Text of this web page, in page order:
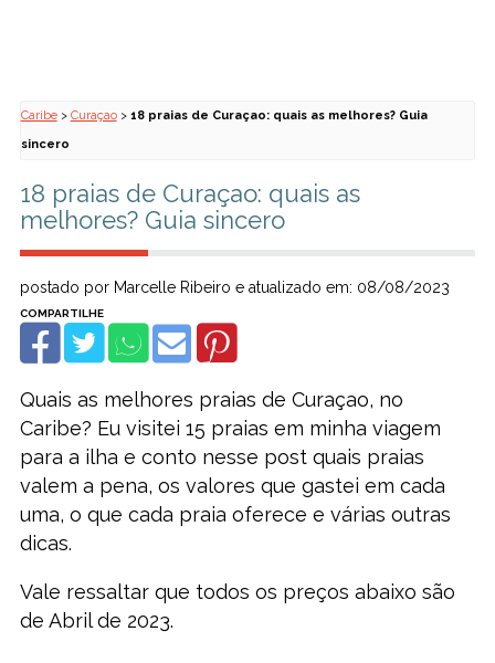
Caribe> Curaçao> 18 praias de Curaçao: quais as melhores? Guia
sincero
18 praias de Curaçao: quais as
melhores? Guia sincero
postado por Marcelle Ribeiro e atualizado em: 08/08/2023
Quais as melhores praias de Curaçao, no
Caribe? Eu visitei 15 praias em minha viagem
para a ilha e conto nesse post quais praias
valem a pena, os valores que gastei em cada
uma, o que cada praia oferece e várias outras
dicas.
Vale ressaltar que todos os preços abaixo são
de Abril de 2023.